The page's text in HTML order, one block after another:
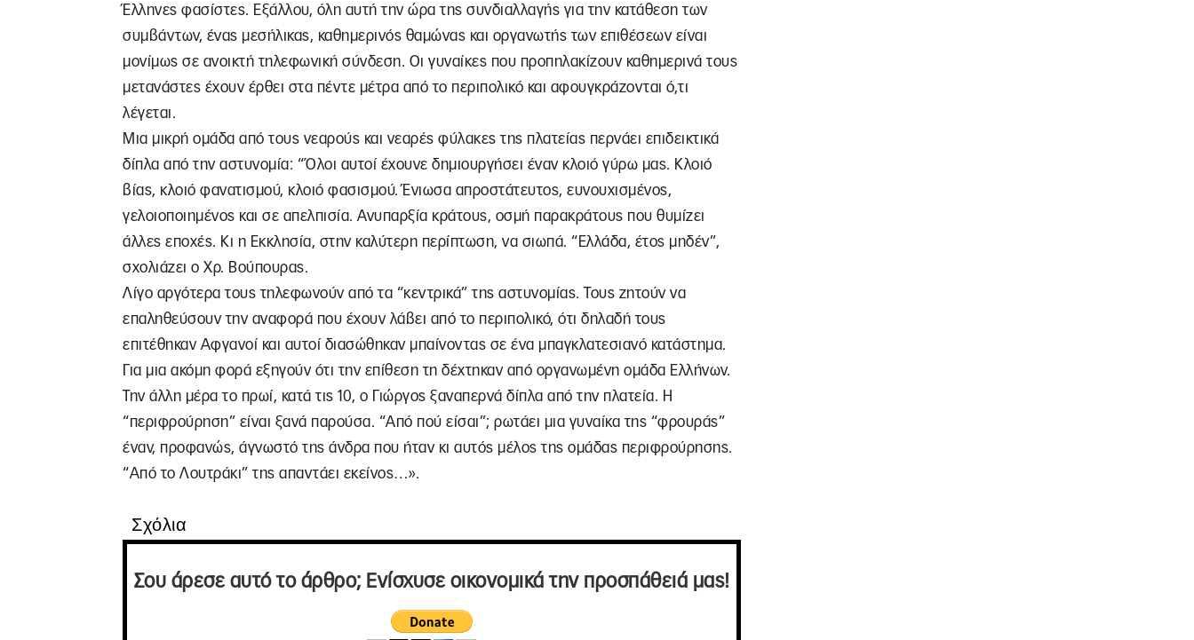
Έλληνες φασίστες. Εξάλλου, όλη αυτή την ώρα της συνδιαλλαγής για την κατάθεση των
συμβάντων, ένας μεσήλικας, καθημερινός θαμώνας και οργανωτής των επιθέσεων είναι
μονίμως σε ανοικτή τηλεφωνική σύνδεση. Οι γυναίκες που προπηλακίζουν καθημερινά τους
μετανάστες έχουν έρθει στα πέντε μέτρα από το περιπολικό και αφουγκράζονται ό,τι
λέγεται.
Μια μικρή ομάδα από τους νεαρούς και νεαρές φύλακες της πλατείας περνάει επιδεικτικά
δίπλα από την αστυνομία: “Όλοι αυτοί έχουνε δημιουργήσει έναν κλοιό γύρω μας. Κλοιό
βίας, κλοιό φανατισμού, κλοιό φασισμού. Ένιωσα απροστάτευτος, ευνουχισμένος,
γελοιοποιημένος και σε απελπισία. Ανυπαρξία κράτους, οσμή παρακράτους που θυμίζει
άλλες εποχές. Κι η Εκκλησία, στην καλύτερη περίπτωση, να σιωπά. “Ελλάδα, έτος μηδέν”,
σχολιάζει ο Χρ. Βούπουρας.
Λίγο αργότερα τους τηλεφωνούν από τα “κεντρικά” της αστυνομίας. Τους ζητούν να
επαληθεύσουν την αναφορά που έχουν λάβει από το περιπολικό, ότι δηλαδή τους
επιτέθηκαν Αφγανοί και αυτοί διασώθηκαν μπαίνοντας σε ένα μπαγκλατεσιανό κατάστημα.
Για μια ακόμη φορά εξηγούν ότι την επίθεση τη δέχτηκαν από οργανωμένη ομάδα Ελλήνων.
Την άλλη μέρα το πρωί, κατά τις 10, ο Γιώργος ξαναπερνά δίπλα από την πλατεία. Η
“περιφρούρηση” είναι ξανά παρούσα. “Από πού είσαι”; ρωτάει μια γυναίκα της “φρουράς”
έναν, προφανώς, άγνωστό της άνδρα που ήταν κι αυτός μέλος της ομάδας περιφρούρησης.
“Από το Λουτράκι” της απαντάει εκείνος…».
Σχόλια
Σου άρεσε αυτό το άρθρο; Ενίσχυσε οικονομικά την προσπάθειά μας!